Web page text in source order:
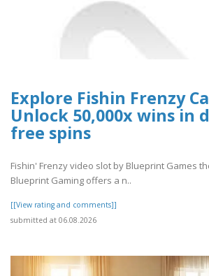
Explore Fishin Frenzy
Unlock 50,000x wins in
free spins
Fishin' Frenzy video slot by Blueprint Games
Blueprint Gaming offers a n..
[[View rating and comments]]
submitted at 06.08.2026